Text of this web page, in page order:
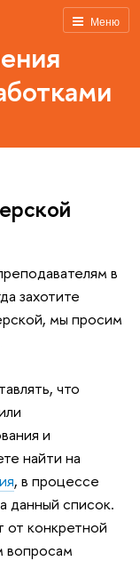
Меню
в
захотите
мы просим
что
и
найти на
, в процессе
данный список.
от конкретной
вопросам